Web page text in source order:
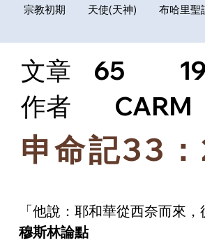
宗教初期
天使(天神) 布哈里聖
文章 65
19
​作者
CARM
申命記33
「他說：耶和華從西奈而來
穆斯林論點